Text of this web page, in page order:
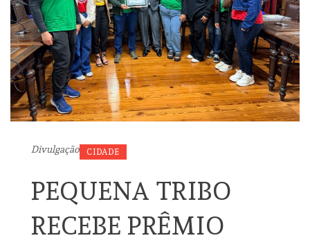
Divulgação CIDADE
PEQUENA TRIBO
RECEBE PRÊMIO